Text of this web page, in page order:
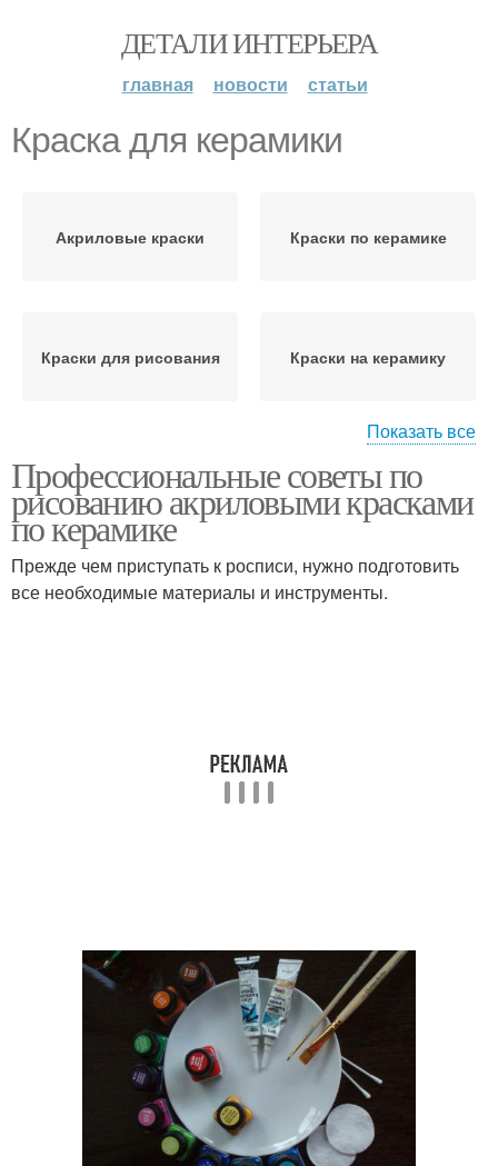
ДЕТАЛИ ИНТЕРЬЕРА
главная новости статьи
Краска для керамики
Акриловые краски Краски по керамике
Краски для рисования Краски на керамику
Краски на керамике Акриловая краска
Краски на кофейной
Краски к тарелке
Показать все
Профессиональные советы по
рисованию акриловыми красками
по керамике
Прежде чем приступать к росписи, нужно подготовить
все необходимые материалы и инструменты.